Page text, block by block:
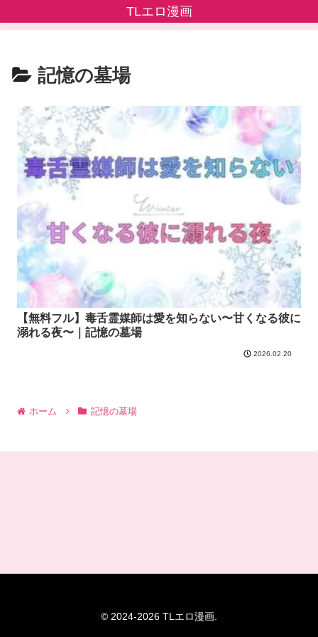
TLエロ漫画
記憶の墓場
【無料フル】毒舌霊媒師は愛を知らない〜甘くなる彼に
溺れる夜〜｜記憶の墓場
2026.02.20
ホーム 記憶の墓場
© 2024-2026 TLエロ漫画.